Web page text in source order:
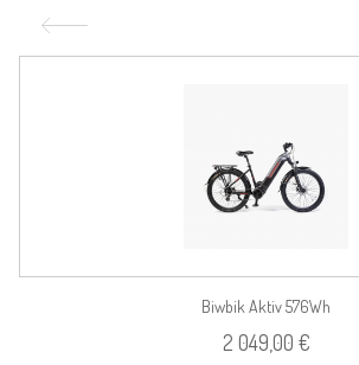
Biwbik Aktiv 576Wh
2 049,00 €